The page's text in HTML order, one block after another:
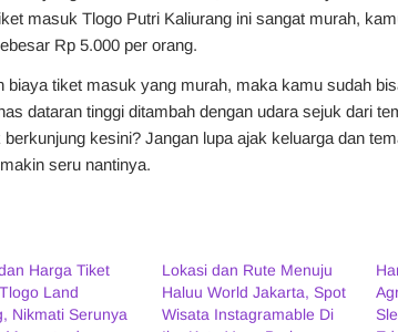
masuk Tlogo Putri Kaliurang ini sangat murah,
Rp 5.000 per orang.
biaya tiket masuk yang murah, maka kamu sudah
dataran tinggi ditambah dengan udara sejuk dari
berkunjung kesini? Jangan lupa ajak keluarga dan
seru nantinya.
Harga Tiket
Land
Nikmati Serunya
Lokasi dan Rute Menuju
Haluu World Jakarta, Spot
Wisata Instagramable Di